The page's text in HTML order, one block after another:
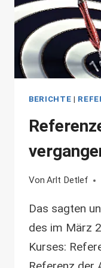
BERICHTE |
Von Arlt Detlef
Das sagten
des im März
Kurses: